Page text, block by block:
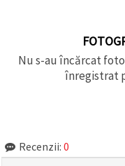
Nu s-au încărcat
înregistrat
Recenzii: 0